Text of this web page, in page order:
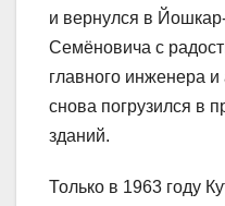
и вернулся в
Семёновича с
главного инженера и
снова погрузился в
зданий.
Только в 1963 году